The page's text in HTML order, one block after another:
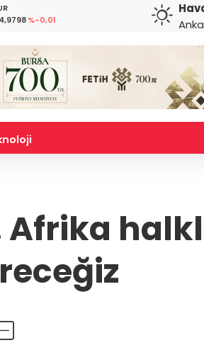
%-0,01 %0,07